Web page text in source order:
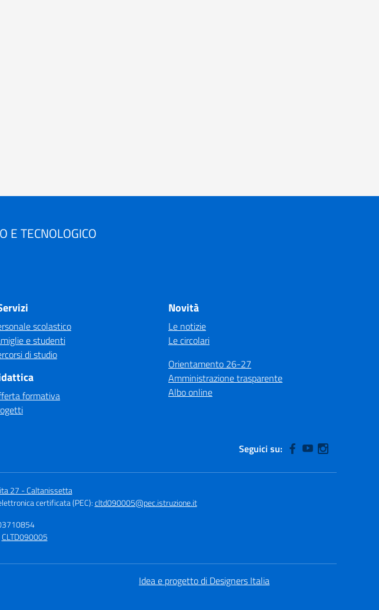
E TECNOLOGICO
scolastico
e studenti
di studio
formativa
Novità
Le notizie
Le circolari
Orientamento 26-27
Amministrazione trasparente
Albo online
Seguici su:
27 - Caltanissetta
certificata (PEC):cltd090005@pec.istruzione.it
CLTD090005
Idea e progetto di Designers Italia